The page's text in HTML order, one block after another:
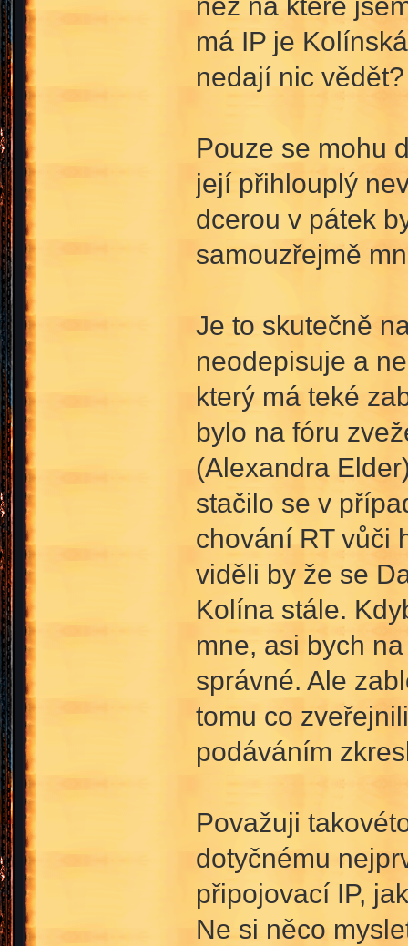
má IP je
nedají nic vědět?
Pouze se mohu
její přihlouplý
dcerou v pátek
samouzřejmě
Je to skutečně
neodepisuje a
který má teké
bylo na fóru
(Alexandra
stačilo se v
chování RT vůči
viděli by že se
Kolína stále.
mne, asi bych
správné. Ale
tomu co
podáváním
Považuji
dotyčnému
připojovací IP,
Ne si něco